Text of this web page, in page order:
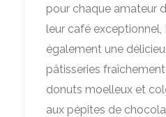
pour chaque amateur
leur café exceptionnel,
également une
pâtisseries
donuts moelleux et
aux pépites de